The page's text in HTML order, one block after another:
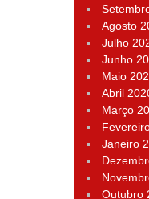
Agosto
Julho
Junho
Maio
Abril
Março
Janeiro
Outubro